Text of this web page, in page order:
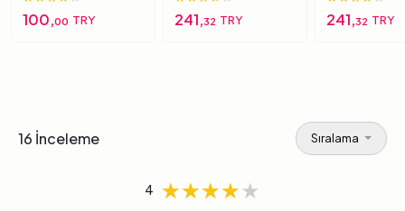
Süngerimsi Içi Dolu
Top 6 Numara
100,00 TRY 241,32 TRY 241,32 TRY
16 İnceleme Sıralama
4 ★★★★★
★★★★★
★★★★★